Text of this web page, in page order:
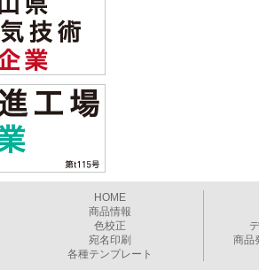
HOME
商品情報
色校正
宛名印刷
各種テンプレート
商品